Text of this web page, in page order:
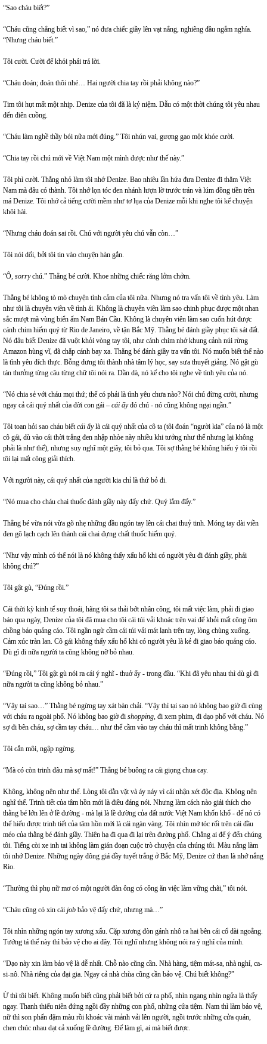
“Sao cháu biết?”
“Cháu cũng chẳng biết vì sao,” nó đưa chiếc giầy lên vạt nắng, nghiêng đầu ngắm nghía.
“Nhưng cháu biết.”
Tôi cười. Cười để khỏi phải trả lời.
“Cháu đoán; đoán thôi nhé… Hai người chia tay rồi phải không nào?”
Tim tôi hụt mất một nhịp. Denize của tôi đã là kỷ niệm. Dẫu có một thời chúng tôi yêu nhau
đến điên cuồng.
“Cháu làm nghề thầy bói nữa mới đúng.” Tôi nhún vai, gượng gạo một khóe cười.
“Chia tay rồi chú mới về Việt Nam một mình được như thế này.”
Tôi phì cười. Thằng nhỏ làm tôi nhớ Denize. Bao nhiêu lần hứa đưa Denize đi thăm Việt
Nam mà đâu có thành. Tôi nhớ lọn tóc đen nhánh lượn lờ trước trán và lúm đồng tiền trên
má Denize. Tôi nhớ cả tiếng cười mềm như tơ lụa của Denize mỗi khi nghe tôi kể chuyện
khôi hài.
“Nhưng cháu đoán sai rồi. Chú với người yêu chú vẫn còn…”
Tôi nói dối, bởi tôi tin vào chuyện hàn gắn.
“Ô, sorrychú.” Thằng bé cười. Khoe những chiếc răng lởm chởm.
Thằng bé không tò mò chuyện tình cảm của tôi nữa. Nhưng nó tra vấn tôi về tình yêu. Làm
như tôi là chuyên viên về tình ái. Không là chuyên viên làm sao chinh phục được một nhan
sắc mượt mà vùng biển ấm Nam Bán Cầu. Không là chuyên viên làm sao cuốn hút được
cánh chim hiếm quý từ Rio de Janeiro, về tận Bắc Mỹ. Thằng bé đánh giầy phục tôi sát đất.
Nó đâu biết Denize đã vuột khỏi vòng tay tôi, như cánh chim nhớ khung cảnh núi rừng
Amazon hùng vĩ, đã chắp cánh bay xa. Thằng bé đánh giầy tra vấn tôi. Nó muốn biết thế nào
là tình yêu đích thực. Bỗng dưng tôi thành nhà tâm lý học, say sưa thuyết giảng. Nó gật gù
tán thưởng từng câu từng chữ tôi nói ra. Dần dà, nó kể cho tôi nghe về tình yêu của nó.
“Nó chia sẻ với cháu mọi thứ; thế có phải là tình yêu chưa nào? Nói chú đừng cười, nhưng
ngay cả cái quý nhất của đời con gái – cái ấyđó chú - nó cũng không ngại ngần.”
Tôi toan hỏi sao cháu biết cái ấylà cái quý nhất của cô ta (tôi đoán “người kia” của nó là một
cô gái, dù vào cái thời trắng đen nhập nhòe này nhiều khi tưởng như thế nhưng lại không
phải là như thế), nhưng suy nghĩ một giây, tôi bỏ qua. Tôi sợ thằng bé không hiểu ý tôi rồi
tôi lại mất công giải thích.
Với người này, cái quý nhất của người kia chỉ là thứ bỏ đi.
“Nó mua cho cháu chai thuốc đánh giầy này đấy chứ. Quý lắm đấy.”
Thằng bé vừa nói vừa gõ nhẹ những đầu ngón tay lên cái chai thuỷ tinh. Móng tay dài viền
đen gõ lạch cạch lên thành cái chai đựng chất thuốc hiếm quý.
“Như vậy mình có thể nói là nó không thấy xấu hổ khi có người yêu đi đánh giầy, phải
không chú?”
Tôi gật gù, “Đúng rồi.”
Cái thời kỳ kinh tế suy thoái, hãng tôi sa thải bớt nhân công, tôi mất việc làm, phải đi giao
báo qua ngày, Denize của tôi đã mua cho tôi cái túi vải khoác trên vai để khỏi mất công ôm
chồng báo quảng cáo. Tôi ngần ngừ cầm cái túi vải mát lạnh trên tay, lòng chùng xuống.
Cảm xúc tràn lan. Cô gái không thấy xấu hổ khi có người yêu là kẻ đi giao báo quảng cáo.
Dù gì đi nữa người ta cũng không nỡ bỏ nhau.
“Đúng rồi,” Tôi gật gù nói ra cái ý nghĩ - thuở ấy - trong đầu. “Khi đã yêu nhau thì dù gì đi
nữa người ta cũng không bỏ nhau.”
“Vậy tại sao…” Thằng bé ngừng tay xát bàn chải. “Vậy thì tại sao nó không bao giờ đi cùng
với cháu ra ngoài phố. Nó không bao giờ đi shopping , đi xem phim, đi dạo phố với cháu. Nó
sợ đi bên cháu, sợ cầm tay cháu… như thể cầm vào tay cháu thì mất trinh không bằng.”
Tôi cắn môi, ngập ngừng.
“Mà có còn trinh đâu mà sợ mất!” Thằng bé buông ra cái giọng chua cay.
Không, không nên như thế. Lòng tôi dằn vặt và áy náy vì cái nhận xét độc địa. Không nên
nghĩ thế. Trinh tiết của tâm hồn mới là điều đáng nói. Nhưng làm cách nào giải thích cho
thằng bé lớn lên ở lề đường - mà lại là lề đường của đất nước Việt Nam khốn khổ - để nó có
thể hiểu được trinh tiết của tâm hồn mới là cái ngàn vàng. Tôi nhìn mớ tóc rối trên cái đầu
méo của thằng bé đánh giầy. Thiên hạ đi qua đi lại trên đường phố. Chẳng ai để ý đến chúng
tôi. Tiếng còi xe inh tai không làm gián đoạn cuộc trò chuyện của chúng tôi. Màu nắng làm
tôi nhớ Denize. Những ngày đông giá đầy tuyết trắng ở Bắc Mỹ, Denize cứ than là nhớ nắng
Rio.
“Thường thì phụ nữ mơ có một người đàn ông có công ăn việc làm vững chãi,” tôi nói.
“Cháu cũng có xin cái job bảo vệ đấy chứ, nhưng mà…”
Tôi nhìn những ngón tay xương xẩu. Cặp xương đòn gánh nhô ra hai bên cái cổ dài ngoằng.
Tướng tá thế này thì bảo vệ cho ai đây. Tôi nghĩ nhưng không nói ra ý nghĩ của mình.
“Dạo này xin làm bảo vệ là dễ nhất. Chỗ nào cũng cần. Nhà hàng, tiệm mát-sa, nhà nghỉ, ca-
si-nô. Nhà riêng của đại gia. Ngay cả nhà chùa cũng cần bảo vệ. Chú biết không?”
Ừ thì tôi biết. Không muốn biết cũng phải biết bởi cứ ra phố, nhìn ngang nhìn ngửa là thấy
ngay. Thanh thiếu niên đứng ngồi đầy những con phố, những cửa tiệm. Nam thì làm bảo vệ,
nữ thì son phấn đặm màu rồi khoác vài mảnh vải lên người, ngồi trước những cửa quán,
chen chúc nhau dạt cả xuống lề đường. Để làm gì, ai mà biết được.